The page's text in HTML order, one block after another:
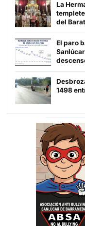
La
del
El paro
1498